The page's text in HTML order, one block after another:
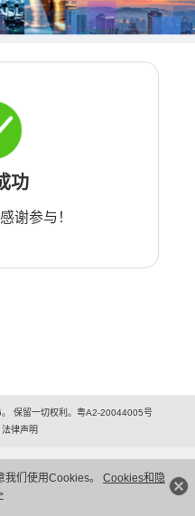
们使用Cookies。 Cookies和隐
功
谢参与！
保留一切权利。粤A2-20044005号
法律声明